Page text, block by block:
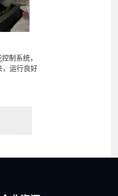
制系统，
，运行良好